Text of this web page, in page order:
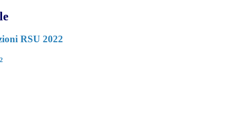
RSU 2022